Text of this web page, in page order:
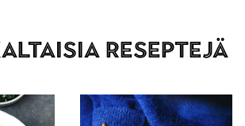
reseptejä